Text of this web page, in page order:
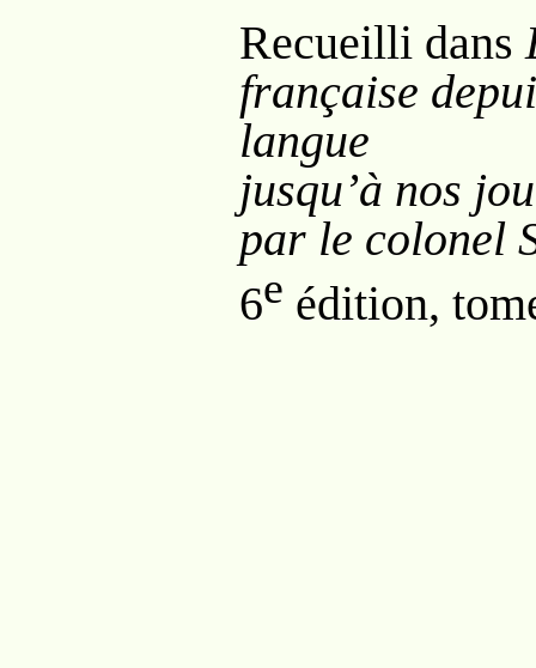
Recueilli dans
française
langue
jusqu’à nos
par le colonel
6e édition,